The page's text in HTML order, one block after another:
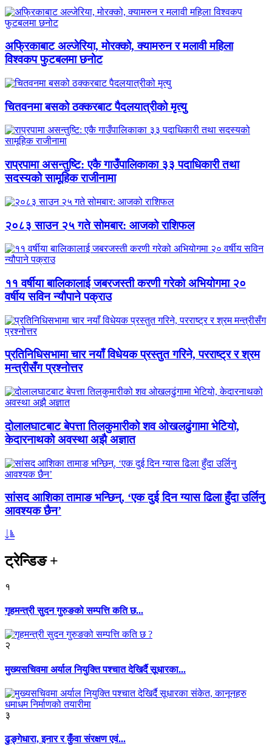
अफ्रिकाबाट अल्जेरिया, मोरक्को, क्यामरुन र मलावी महिला
विश्वकप फुटबलमा छनोट
चितवनमा बसको ठक्करबाट पैदलयात्रीको मृत्यु
राप्रपामा असन्तुष्टि: एकै गाउँपालिकाका ३३ पदाधिकारी तथा
सदस्यको सामूहिक राजीनामा
२०८३ साउन २५ गते सोमबार: आजको राशिफल
११ वर्षीया बालिकालाई जबरजस्ती करणी गरेको अभियोगमा २०
वर्षीय सविन न्यौपाने पक्राउ
प्रतिनिधिसभामा चार नयाँ विधेयक प्रस्तुत गरिने, परराष्ट्र र श्रम
मन्त्रीसँग प्रश्नोत्तर
दोलालघाटबाट बेपत्ता तिलकुमारीको शव ओखलढुंगामा भेटियो,
केदारनाथको अवस्था अझै अज्ञात
सांसद आशिका तामाङ भन्छिन्, ‘एक दुई दिन ग्यास ढिला हुँदा उर्लिनु
आवश्यक छैन’
ट्रेन्डिङ+
१
गृहमन्त्री सुदन गुरुङको सम्पत्ति कति छ...
२
मुख्यसचिवमा अर्याल नियुक्ति पश्चात देखिर्दै सूधारका...
३
ढुङ्गेधारा, इनार र कुँवा संरक्षण एवं...